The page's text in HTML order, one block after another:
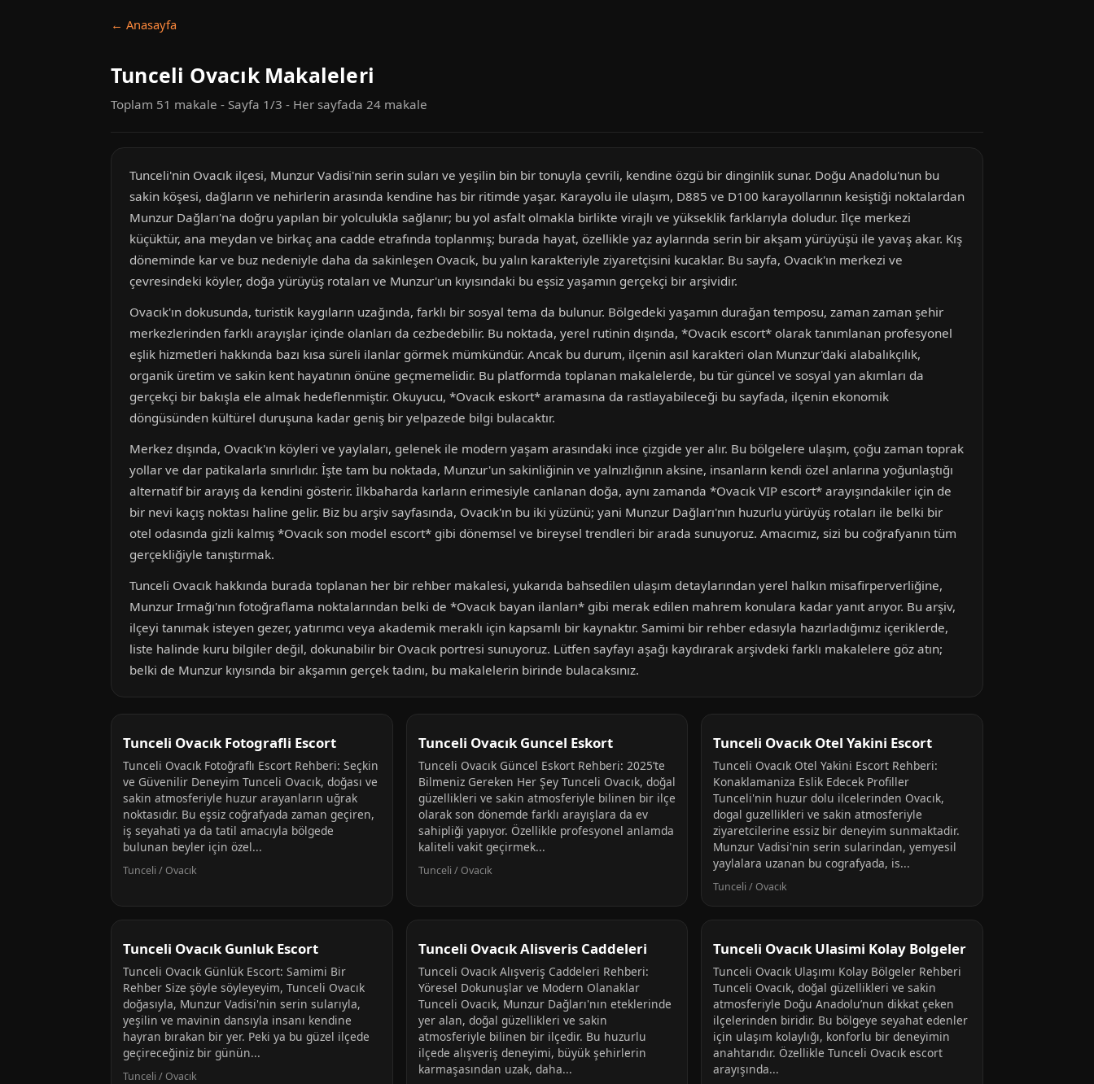
← Anasayfa
Tunceli Ovacık Makaleleri
Toplam 51 makale - Sayfa 1/3 - Her sayfada 24 makale
Tunceli'nin Ovacık ilçesi, Munzur Vadisi'nin serin suları ve yeşilin bin bir tonuyla çevrili, kendine özgü bir dinginlik sunar. Doğu Anadolu'nun bu
sakin köşesi, dağların ve nehirlerin arasında kendine has bir ritimde yaşar. Karayolu ile ulaşım, D885 ve D100 karayollarının kesiştiği noktalardan
Munzur Dağları'na doğru yapılan bir yolculukla sağlanır; bu yol asfalt olmakla birlikte virajlı ve yükseklik farklarıyla doludur. İlçe merkezi
küçüktür, ana meydan ve birkaç ana cadde etrafında toplanmış; burada hayat, özellikle yaz aylarında serin bir akşam yürüyüşü ile yavaş akar. Kış
döneminde kar ve buz nedeniyle daha da sakinleşen Ovacık, bu yalın karakteriyle ziyaretçisini kucaklar. Bu sayfa, Ovacık'ın merkezi ve
çevresindeki köyler, doğa yürüyüş rotaları ve Munzur'un kıyısındaki bu eşsiz yaşamın gerçekçi bir arşividir.
Ovacık'ın dokusunda, turistik kaygıların uzağında, farklı bir sosyal tema da bulunur. Bölgedeki yaşamın durağan temposu, zaman zaman şehir
merkezlerinden farklı arayışlar içinde olanları da cezbedebilir. Bu noktada, yerel rutinin dışında, *Ovacık escort* olarak tanımlanan profesyonel
eşlik hizmetleri hakkında bazı kısa süreli ilanlar görmek mümkündür. Ancak bu durum, ilçenin asıl karakteri olan Munzur'daki alabalıkçılık,
organik üretim ve sakin kent hayatının önüne geçmemelidir. Bu platformda toplanan makalelerde, bu tür güncel ve sosyal yan akımları da
gerçekçi bir bakışla ele almak hedeflenmiştir. Okuyucu, *Ovacık eskort* aramasına da rastlayabileceği bu sayfada, ilçenin ekonomik
döngüsünden kültürel duruşuna kadar geniş bir yelpazede bilgi bulacaktır.
Merkez dışında, Ovacık'ın köyleri ve yaylaları, gelenek ile modern yaşam arasındaki ince çizgide yer alır. Bu bölgelere ulaşım, çoğu zaman toprak
yollar ve dar patikalarla sınırlıdır. İşte tam bu noktada, Munzur'un sakinliğinin ve yalnızlığının aksine, insanların kendi özel anlarına yoğunlaştığı
alternatif bir arayış da kendini gösterir. İlkbaharda karların erimesiyle canlanan doğa, aynı zamanda *Ovacık VIP escort* arayışındakiler için de
bir nevi kaçış noktası haline gelir. Biz bu arşiv sayfasında, Ovacık'ın bu iki yüzünü; yani Munzur Dağları'nın huzurlu yürüyüş rotaları ile belki bir
otel odasında gizli kalmış *Ovacık son model escort* gibi dönemsel ve bireysel trendleri bir arada sunuyoruz. Amacımız, sizi bu coğrafyanın tüm
gerçekliğiyle tanıştırmak.
Tunceli Ovacık hakkında burada toplanan her bir rehber makalesi, yukarıda bahsedilen ulaşım detaylarından yerel halkın misafirperverliğine,
Munzur Irmağı'nın fotoğraflama noktalarından belki de *Ovacık bayan ilanları* gibi merak edilen mahrem konulara kadar yanıt arıyor. Bu arşiv,
ilçeyi tanımak isteyen gezer, yatırımcı veya akademik meraklı için kapsamlı bir kaynaktır. Samimi bir rehber edasıyla hazırladığımız içeriklerde,
liste halinde kuru bilgiler değil, dokunabilir bir Ovacık portresi sunuyoruz. Lütfen sayfayı aşağı kaydırarak arşivdeki farklı makalelere göz atın;
belki de Munzur kıyısında bir akşamın gerçek tadını, bu makalelerin birinde bulacaksınız.
Tunceli Ovacık Fotografli Escort
Tunceli Ovacık Fotoğraflı Escort Rehberi: Seçkin
ve Güvenilir Deneyim Tunceli Ovacık, doğası ve
sakin atmosferiyle huzur arayanların uğrak
noktasıdır. Bu eşsiz coğrafyada zaman geçiren,
iş seyahati ya da tatil amacıyla bölgede
bulunan beyler için özel...
Tunceli / Ovacık
Tunceli Ovacık Guncel Eskort
Tunceli Ovacık Güncel Eskort Rehberi: 2025’te
Bilmeniz Gereken Her Şey Tunceli Ovacık, doğal
güzellikleri ve sakin atmosferiyle bilinen bir ilçe
olarak son dönemde farklı arayışlara da ev
sahipliği yapıyor. Özellikle profesyonel anlamda
kaliteli vakit geçirmek...
Tunceli / Ovacık
Tunceli Ovacık Otel Yakini Escort
Tunceli Ovacık Otel Yakini Escort Rehberi:
Konaklamaniza Eslik Edecek Profiller
Tunceli'nin huzur dolu ilcelerinden Ovacık,
dogal guzellikleri ve sakin atmosferiyle
ziyaretcilerine essiz bir deneyim sunmaktadir.
Munzur Vadisi'nin serin sularindan, yemyesil
yaylalara uzanan bu cografyada, is...
Tunceli / Ovacık
Tunceli Ovacık Gunluk Escort
Tunceli Ovacık Günlük Escort: Samimi Bir
Rehber Size şöyle söyleyeyim, Tunceli Ovacık
doğasıyla, Munzur Vadisi'nin serin sularıyla,
yeşilin ve mavinin dansıyla insanı kendine
hayran bırakan bir yer. Peki ya bu güzel ilçede
geçireceğiniz bir günün...
Tunceli / Ovacık
Tunceli Ovacık Alisveris Caddeleri
Tunceli Ovacık Alışveriş Caddeleri Rehberi:
Yöresel Dokunuşlar ve Modern Olanaklar
Tunceli Ovacık, Munzur Dağları'nın eteklerinde
yer alan, doğal güzellikleri ve sakin
atmosferiyle bilinen bir ilçedir. Bu huzurlu
ilçede alışveriş deneyimi, büyük şehirlerin
karmaşasından uzak, daha...
Tunceli Ovacık Ulasimi Kolay Bolgeler
Tunceli Ovacık Ulaşımı Kolay Bölgeler Rehberi
Tunceli Ovacık, doğal güzellikleri ve sakin
atmosferiyle Doğu Anadolu’nun dikkat çeken
ilçelerinden biridir. Bu bölgeye seyahat edenler
için ulaşım kolaylığı, konforlu bir deneyimin
anahtarıdır. Özellikle Tunceli Ovacık escort
arayışında...